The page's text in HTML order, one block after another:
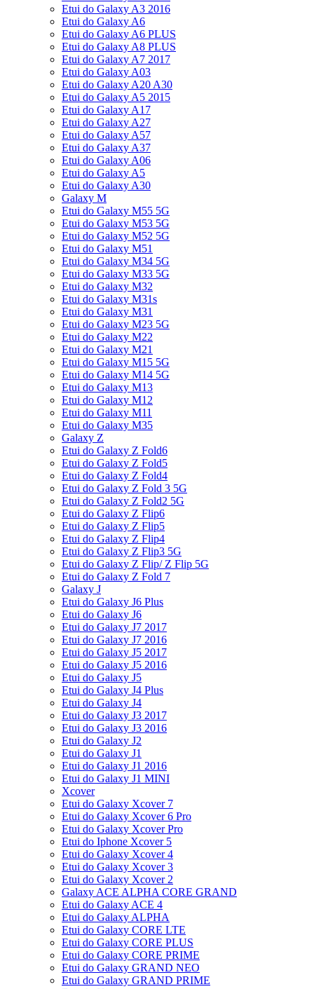
Etui do Galaxy A3 2016
Etui do Galaxy A6
Etui do Galaxy A6 PLUS
Etui do Galaxy A8 PLUS
Etui do Galaxy A7 2017
Etui do Galaxy A03
Etui do Galaxy A20 A30
Etui do Galaxy A5 2015
Etui do Galaxy A17
Etui do Galaxy A27
Etui do Galaxy A57
Etui do Galaxy A37
Etui do Galaxy A06
Etui do Galaxy A5
Etui do Galaxy A30
Galaxy M
Etui do Galaxy M55 5G
Etui do Galaxy M53 5G
Etui do Galaxy M52 5G
Etui do Galaxy M51
Etui do Galaxy M34 5G
Etui do Galaxy M33 5G
Etui do Galaxy M32
Etui do Galaxy M31s
Etui do Galaxy M31
Etui do Galaxy M23 5G
Etui do Galaxy M22
Etui do Galaxy M21
Etui do Galaxy M15 5G
Etui do Galaxy M14 5G
Etui do Galaxy M13
Etui do Galaxy M12
Etui do Galaxy M11
Etui do Galaxy M35
Galaxy Z
Etui do Galaxy Z Fold6
Etui do Galaxy Z Fold5
Etui do Galaxy Z Fold4
Etui do Galaxy Z Fold 3 5G
Etui do Galaxy Z Fold2 5G
Etui do Galaxy Z Flip6
Etui do Galaxy Z Flip5
Etui do Galaxy Z Flip4
Etui do Galaxy Z Flip3 5G
Etui do Galaxy Z Flip/ Z Flip 5G
Etui do Galaxy Z Fold 7
Galaxy J
Etui do Galaxy J6 Plus
Etui do Galaxy J6
Etui do Galaxy J7 2017
Etui do Galaxy J7 2016
Etui do Galaxy J5 2017
Etui do Galaxy J5 2016
Etui do Galaxy J5
Etui do Galaxy J4 Plus
Etui do Galaxy J4
Etui do Galaxy J3 2017
Etui do Galaxy J3 2016
Etui do Galaxy J2
Etui do Galaxy J1
Etui do Galaxy J1 2016
Etui do Galaxy J1 MINI
Xcover
Etui do Galaxy Xcover 7
Etui do Galaxy Xcover 6 Pro
Etui do Galaxy Xcover Pro
Etui do Iphone Xcover 5
Etui do Galaxy Xcover 4
Etui do Galaxy Xcover 3
Etui do Galaxy Xcover 2
Galaxy ACE ALPHA CORE GRAND
Etui do Galaxy ACE 4
Etui do Galaxy ALPHA
Etui do Galaxy CORE LTE
Etui do Galaxy CORE PLUS
Etui do Galaxy CORE PRIME
Etui do Galaxy GRAND NEO
Etui do Galaxy GRAND PRIME